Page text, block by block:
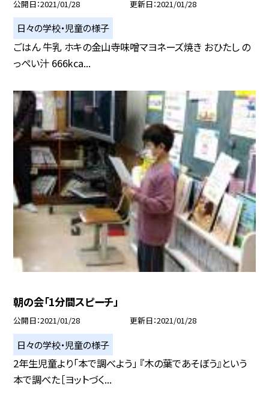
公開日 2021/01/28 更新日 2021/01/28
日々の学校・児童の様子
ごはん 牛乳 ホキの金山寺味噌マヨネーズ焼き おひたし の
っぺい汁 666kca...
朝の会「1分間スピーチ」
公開日 2021/01/28 更新日 2021/01/28
日々の学校・児童の様子
2年生児童より「本で調べよう」 『木の葉であそぼう』という
本で調べた［ヨットづく...